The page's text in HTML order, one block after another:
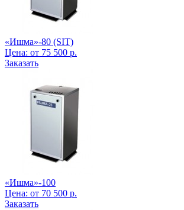
«Ишма»-80 (SIT)
Цена: от 75 500 р.
Заказать
«Ишма»-100
Цена: от 70 500 р.
Заказать